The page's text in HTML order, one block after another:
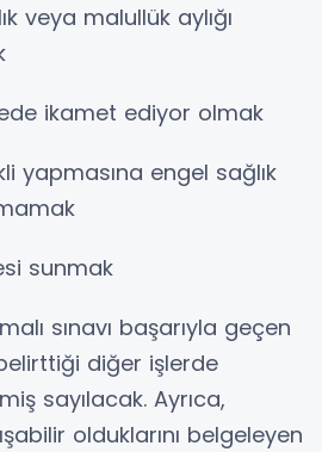
veya malullük aylığı
ikamet ediyor olmak
yapmasına engel sağlık
sunmak
sınavı başarıyla geçen
diğer işlerde
sayılacak. Ayrıca,
olduklarını belgeleyen